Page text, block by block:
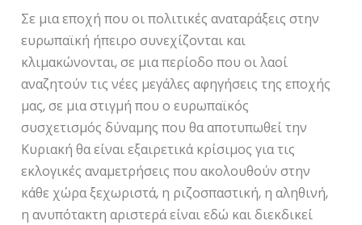
Σε μια εποχή που οι πολιτικές αναταράξεις στην
ευρωπαϊκή ήπειρο συνεχίζονται και
κλιμακώνονται, σε μια περίοδο που οι λαοί
αναζητούν τις νέες μεγάλες αφηγήσεις της εποχής
μας, σε μια στιγμή που ο ευρωπαϊκός
συσχετισμός δύναμης που θα αποτυπωθεί την
Κυριακή θα είναι εξαιρετικά κρίσιμος για τις
εκλογικές αναμετρήσεις που ακολουθούν στην
κάθε χώρα ξεχωριστά, η ριζοσπαστική, η αληθινή,
η ανυπότακτη αριστερά είναι εδώ και διεκδικεί